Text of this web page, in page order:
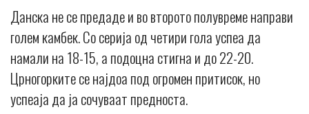
Данска не се предаде и во второто полувреме направи
голем камбек. Со серија од четири гола успеа да
намали на 18-15, а подоцна стигна и до 22-20.
Црногорките се најдоа под огромен притисок, но
успеаја да ја сочуваат предноста.